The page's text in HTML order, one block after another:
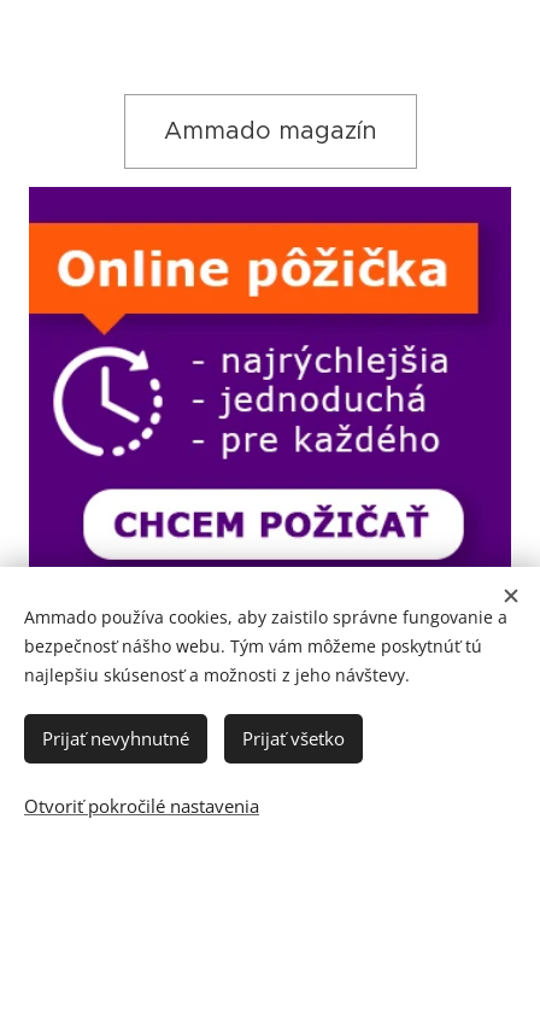
Ammado magazín
Ammado používa cookies, aby zaistilo správne fungovanie a
bezpečnosť nášho webu. Tým vám môžeme poskytnúť tú
najlepšiu skúsenosť a možnosti z jeho návštevy.
Prijať nevyhnutné Prijať všetko
Otvoriť pokročilé nastavenia